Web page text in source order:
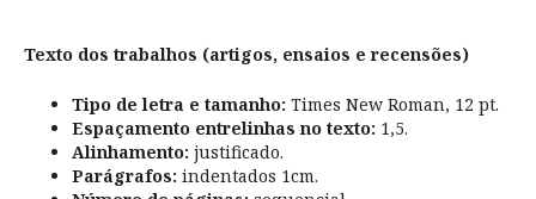
Texto dos trabalhos (artigos, ensaios e recensões)
Tipo de letra e tamanho: Times New Roman, 12 pt.
Espaçamento entrelinhas no texto: 1,5.
Alinhamento: justificado.
Parágrafos: indentados 1cm.